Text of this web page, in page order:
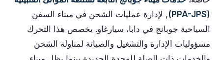
(PPA-JPS)
, لإدارة عمليات الشحن في ميناء السفن
السياحية جوبانج في دابا، سيارغاو. يخصص هذا التحرك
مسؤوليات الإدارة والتشغيل والصيانة لمناولة الشحن